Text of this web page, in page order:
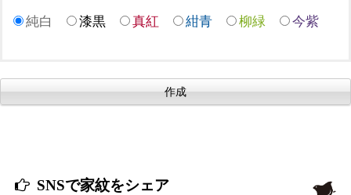
純白 漆黒 真紅 紺青 柳緑 今紫
SNSで家紋をシェア